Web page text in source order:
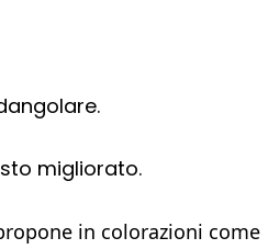
migliorato.
in colorazioni come